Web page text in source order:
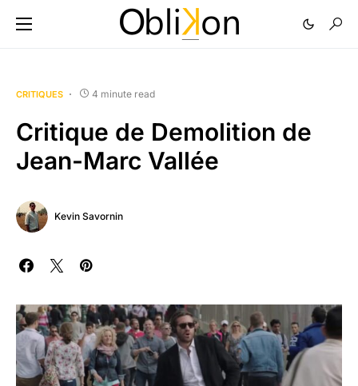
CRITIQUES 4 minute read
Critique de Demolition de
Jean-Marc Vallée
Kevin Savornin